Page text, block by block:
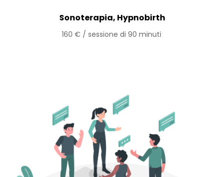
Sonoterapia, Hypnobirth
160 € / sessione di 90 minuti